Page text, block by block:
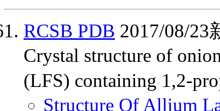
RCSB PDB 2017/08/
Crystal structure of
(LFS) containing 1,2-
Structure Of Allium